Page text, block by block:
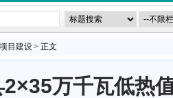
项目建设> 正文
万千瓦低热